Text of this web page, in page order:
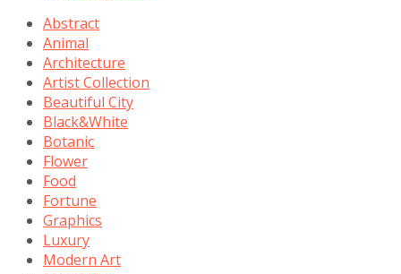
Abstract
Animal
Architecture
Artist Collection
Beautiful City
Black&White
Botanic
Flower
Food
Fortune
Graphics
Luxury
Modern Art